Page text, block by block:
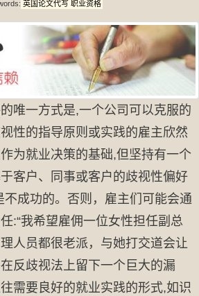
英国论文代写 职业资格
唯一方式是,一个公司可以克服的
性的指导原则或实践的雇主欣然
为就业决策的基础,但坚持有一个
客户、同事或客户的歧视性偏好
不成功的。否则，雇主们可能会通
:“我希望雇佣一位女性担任副总
人员都很老派，与她打交道会让
反歧视法上留下一个巨大的漏
需要良好的就业实践的形式,如识